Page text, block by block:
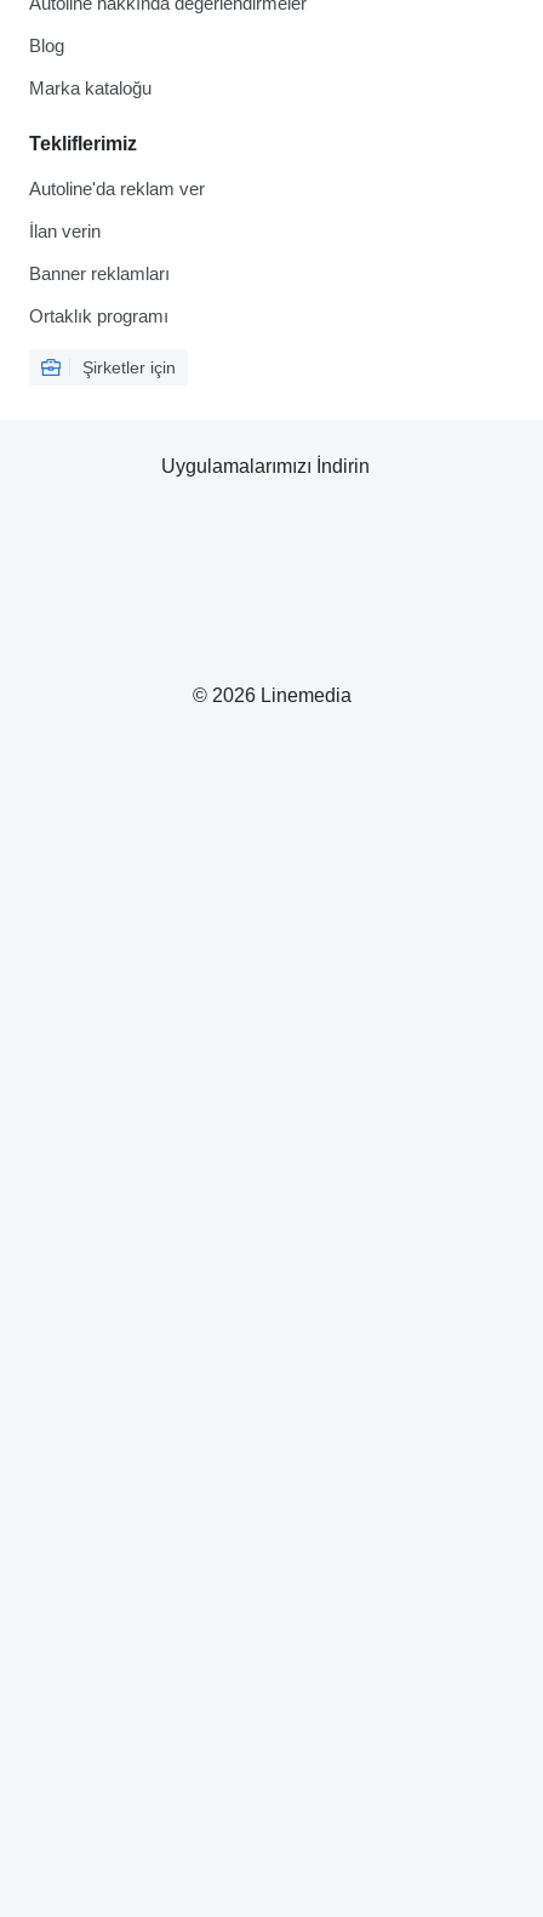
Blog
Marka kataloğu
Tekliflerimiz
Autoline'da reklam ver
İlan verin
Banner reklamları
Ortaklık programı
Şirketler için
© 2026 Linemedia
Uygulamalarımızı İndirin